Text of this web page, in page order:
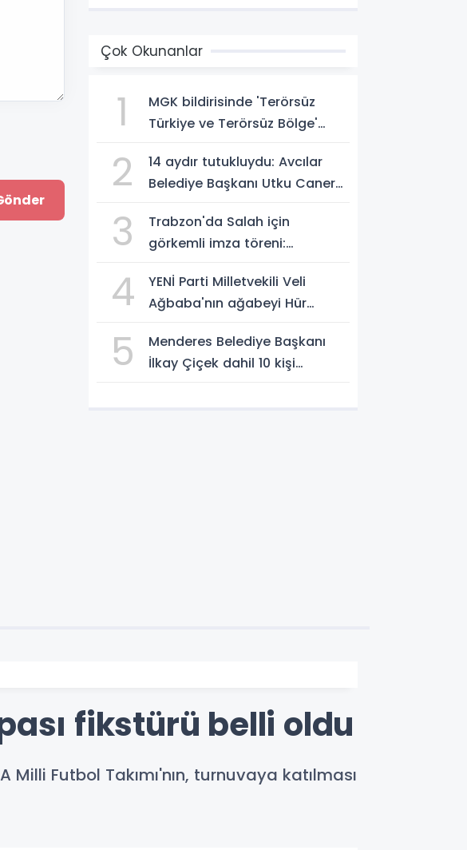
Çok Okunanlar
1
MGK bildirisinde 'Terörsüz
Türkiye ve Terörsüz Bölge'
2
14 aydır tutukluydu: Avcılar
Belediye Başkanı Utku Caner
3
Trabzon'da Salah için
görkemli imza töreni:
sabırsızlanıyorum'
4
YENİ Parti Milletvekili Veli
Ağbaba'nın ağabeyi Hür
5
Menderes Belediye Başkanı
İlkay Çiçek dahil 10 kişi
fikstürü belli oldu
Futbol Takımı'nın, turnuvaya katılması